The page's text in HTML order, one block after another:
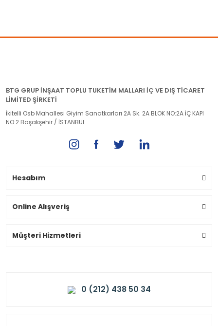
BTG GRUP İNŞAAT TOPLU TUKETİM MALLARI İÇ VE DIŞ TİCARET
LİMİTED ŞİRKETİ
İkitelli Osb Mahallesi Giyim Sanatkarları 2A Sk. 2A BLOK NO:2A İÇ KAPI
NO:2 Başakşehir / İSTANBUL
Hesabım
Online Alışveriş
Müşteri Hizmetleri
0 (212) 438 50 34